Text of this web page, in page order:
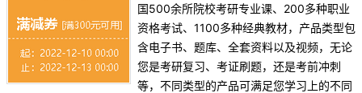
国500余所院校考研专业课、200多种职业
资格考试、1100多种经典教材，产品类型包
含电子书、题库、全套资料以及视频，无论
您是考研复习、考证刷题，还是考前冲刺
等，不同类型的产品可满足您学习上的不同